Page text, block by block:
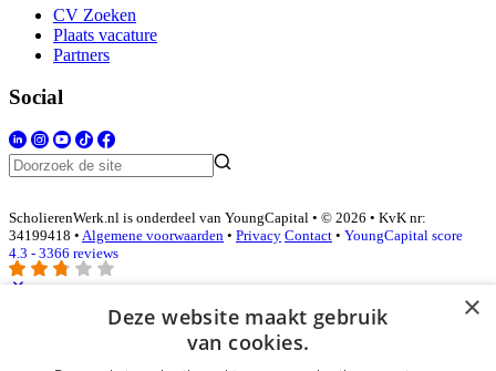
CV Zoeken
Plaats vacature
Partners
Social
ScholierenWerk.nl is onderdeel van YoungCapital • © 2026 • KvK nr:
34199418 • Algemene voorwaarden • Privacy Contact • YoungCapital score
4.3 - 3366 reviews
Inloggen als bedrijf
×
Deze website maakt gebruik
van cookies.